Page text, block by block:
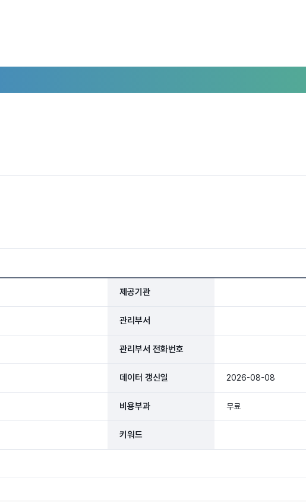
제공기관
관리부서
관리부서 전화번호
데이터 갱신일 2026-08-08
비용부과 무료
키워드